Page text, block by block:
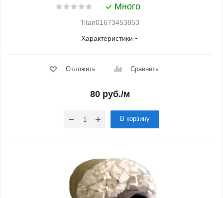
Много
Titan01673453853
Характеристики
Отложить Сравнить
80руб./м
В корзину